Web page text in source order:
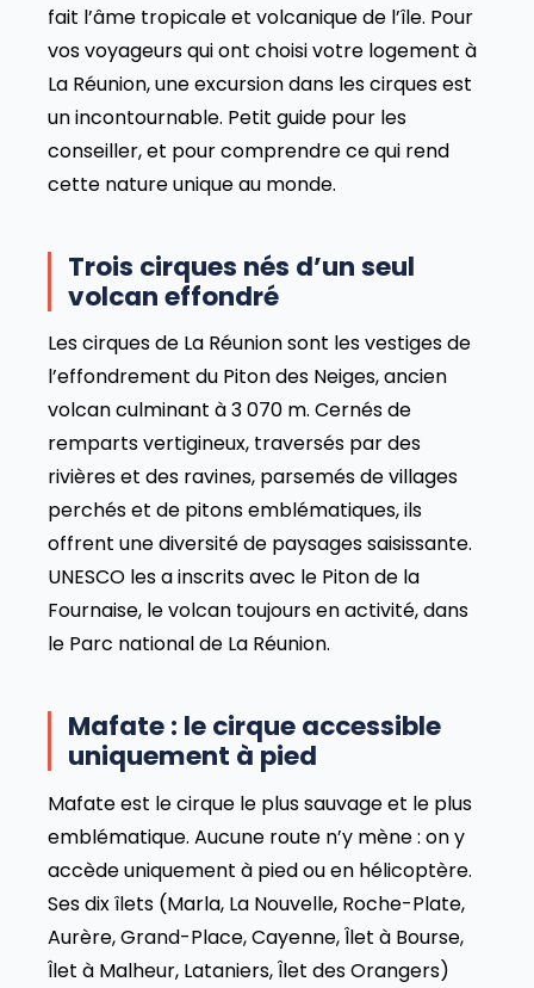
fait l’âme tropicale et volcanique de l’île. Pour
vos voyageurs qui ont choisi votre logement à
La Réunion, une excursion dans les cirques est
un incontournable. Petit guide pour les
conseiller, et pour comprendre ce qui rend
cette nature unique au monde.
Trois cirques nés d’un seul
volcan effondré
Les cirques de La Réunion sont les vestiges de
l’effondrement du Piton des Neiges, ancien
volcan culminant à 3 070 m. Cernés de
remparts vertigineux, traversés par des
rivières et des ravines, parsemés de villages
perchés et de pitons emblématiques, ils
offrent une diversité de paysages saisissante.
UNESCO les a inscrits avec le Piton de la
Fournaise, le volcan toujours en activité, dans
le Parc national de La Réunion.
Mafate : le cirque accessible
uniquement à pied
Mafate est le cirque le plus sauvage et le plus
emblématique. Aucune route n’y mène : on y
accède uniquement à pied ou en hélicoptère.
Ses dix îlets (Marla, La Nouvelle, Roche-Plate,
Aurère, Grand-Place, Cayenne, Îlet à Bourse,
Îlet à Malheur, Lataniers, Îlet des Orangers)